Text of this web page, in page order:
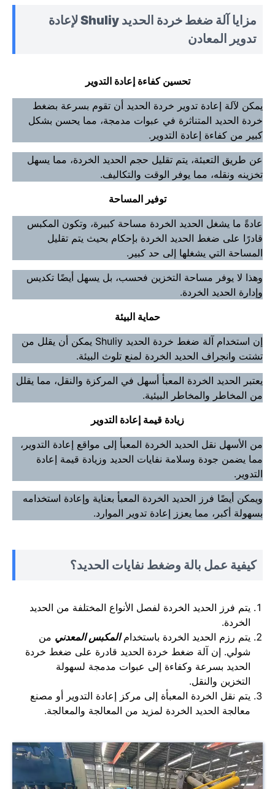
مزايا آلة ضغط خردة الحديد Shuliy لإعادة
تدوير المعادن
تحسين كفاءة إعادة التدوير
يمكن لآلة إعادة تدوير خردة الحديد أن تقوم بسرعة بضغط
خردة الحديد المتناثرة في عبوات مدمجة، مما يحسن بشكل
كبير من كفاءة إعادة التدوير.
عن طريق التعبئة، يتم تقليل حجم الحديد الخردة، مما يسهل
تخزينه ونقله، مما يوفر الوقت والتكاليف.
توفير المساحة
عادةً ما يشغل الحديد الخردة مساحة كبيرة، وتكون المكبس
قادرًا على ضغط الحديد الخردة بإحكام بحيث يتم تقليل
المساحة التي يشغلها إلى حد كبير.
وهذا لا يوفر مساحة التخزين فحسب، بل يسهل أيضًا تكديس
وإدارة الحديد الخردة.
حماية البيئة
إن استخدام آلة ضغط خردة الحديد Shuliy يمكن أن يقلل من
تشتت وانجراف الحديد الخردة لمنع تلوث البيئة.
يعتبر الحديد الخردة المعبأ أسهل في المركزة والنقل، مما يقلل
من المخاطر والمخاطر البيئية.
زيادة قيمة إعادة التدوير
من الأسهل نقل الحديد الخردة المعبأ إلى مواقع إعادة التدوير،
مما يضمن جودة وسلامة نفايات الحديد وزيادة قيمة إعادة
التدوير.
ويمكن أيضًا فرز الحديد الخردة المعبأ بعناية وإعادة استخدامه
بسهولة أكبر، مما يعزز إعادة تدوير الموارد.
كيفية عمل بالة وضغط نفايات الحديد؟
يتم فرز الحديد الخردة لفصل الأنواع المختلفة من الحديد
الخردة.
يتم رزم الحديد الخردة باستخدامالمكبس المعدني من
شولي. إن آلة ضغط خردة الحديد قادرة على ضغط خردة
الحديد بسرعة وكفاءة إلى عبوات مدمجة لسهولة
التخزين والنقل.
يتم نقل الخردة المعبأة إلى مركز إعادة التدوير أو مصنع
معالجة الحديد الخردة لمزيد من المعالجة والمعالجة.